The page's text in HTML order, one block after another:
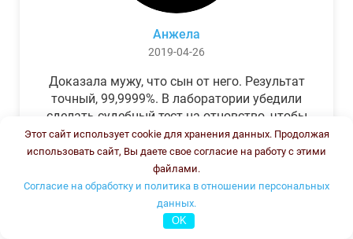
Анжела
2019-04-26
Доказала мужу, что сын от него. Результат
точный, 99,9999%. В лаборатории убедили
сделать судебный тест на отцовство, чтобы
можно было предъявить в суде. Результат
был готов через неделю, как и
обещали.Теперь муж бегает и извиняется.
Этот сайт использует cookie для хранения данных. Продолжая
использовать сайт, Вы даете свое согласие на работу с этими
файлами.
Согласие на обработку и политика в отношении персональных
данных.
OK